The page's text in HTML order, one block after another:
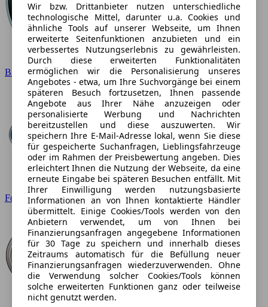
BMW
Ford
Wir bzw. Drittanbieter nutzen unterschiedliche
technologische Mittel, darunter u.a. Cookies und
ähnliche Tools auf unserer Webseite, um Ihnen
erweiterte Seitenfunktionen anzubieten und ein
verbessertes Nutzungserlebnis zu gewährleisten.
Durch diese erweiterten Funktionalitäten
ermöglichen wir die Personalisierung unseres
Angebotes - etwa, um Ihre Suchvorgänge bei einem
späteren Besuch fortzusetzen, Ihnen passende
Angebote aus Ihrer Nähe anzuzeigen oder
personalisierte Werbung und Nachrichten
bereitzustellen und diese auszuwerten. Wir
speichern Ihre E-Mail-Adresse lokal, wenn Sie diese
für gespeicherte Suchanfragen, Lieblingsfahrzeuge
oder im Rahmen der Preisbewertung angeben. Dies
erleichtert Ihnen die Nutzung der Webseite, da eine
erneute Eingabe bei späteren Besuchen entfällt. Mit
Ihrer Einwilligung werden nutzungsbasierte
Informationen an von Ihnen kontaktierte Händler
übermittelt. Einige Cookies/Tools werden von den
Anbietern verwendet, um von Ihnen bei
Finanzierungsanfragen angegebene Informationen
für 30 Tage zu speichern und innerhalb dieses
Zeitraums automatisch für die Befüllung neuer
Finanzierungsanfragen wiederzuverwenden. Ohne
die Verwendung solcher Cookies/Tools können
solche erweiterten Funktionen ganz oder teilweise
nicht genutzt werden.